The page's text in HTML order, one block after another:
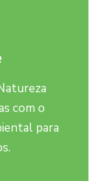
com o
para